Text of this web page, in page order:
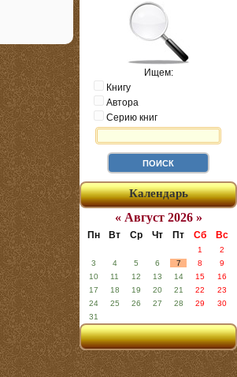
Ищем:
Книгу
Автора
Серию книг
Календарь
« Август 2026 »
Пн Вт Ср Чт Пт Сб Вс
1
2
3
4 5 6 7 8
9
10
11 12 13 14 15
16
17
18 19 20 21 22
23
24
25 26 27 28 29
30
31